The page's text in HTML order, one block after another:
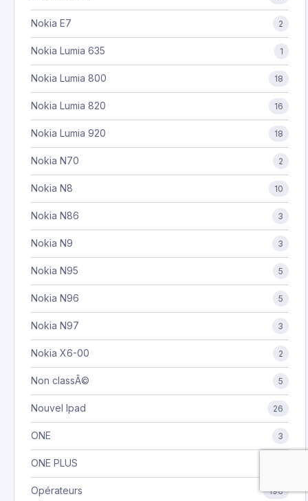
Nokia E7 2
Nokia Lumia 635 1
Nokia Lumia 800 18
Nokia Lumia 820 16
Nokia Lumia 920 18
Nokia N70 2
Nokia N8 10
Nokia N86 3
Nokia N9 3
Nokia N95 5
Nokia N96 5
Nokia N97 3
Nokia X6-00 2
Non classÃ© 5
Nouvel Ipad 26
ONE 3
ONE PLUS
Opérateurs 196